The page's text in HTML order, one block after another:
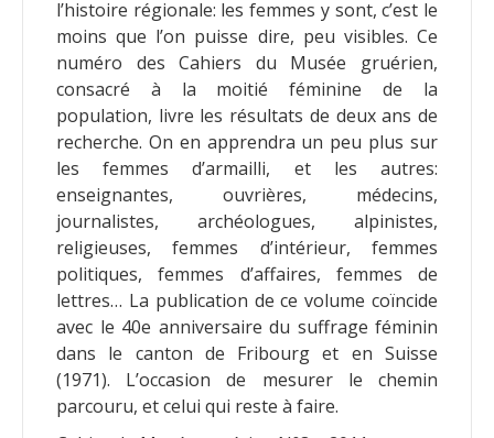
l’histoire régionale: les femmes y sont, c’est le
moins que l’on puisse dire, peu visibles. Ce
numéro des Cahiers du Musée gruérien,
consacré à la moitié féminine de la
population, livre les résultats de deux ans de
recherche. On en apprendra un peu plus sur
les femmes d’armailli, et les autres:
enseignantes, ouvrières, médecins,
journalistes, archéologues, alpinistes,
religieuses, femmes d’intérieur, femmes
politiques, femmes d’affaires, femmes de
lettres… La publication de ce volume coïncide
avec le 40e anniversaire du suffrage féminin
dans le canton de Fribourg et en Suisse
(1971). L’occasion de mesurer le chemin
parcouru, et celui qui reste à faire.